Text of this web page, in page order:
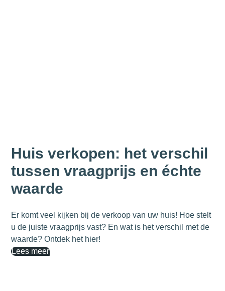
Huis verkopen: het verschil
tussen vraagprijs en échte
waarde
Er komt veel kijken bij de verkoop van uw huis! Hoe stelt
u de juiste vraagprijs vast? En wat is het verschil met de
waarde? Ontdek het hier!
Lees meer